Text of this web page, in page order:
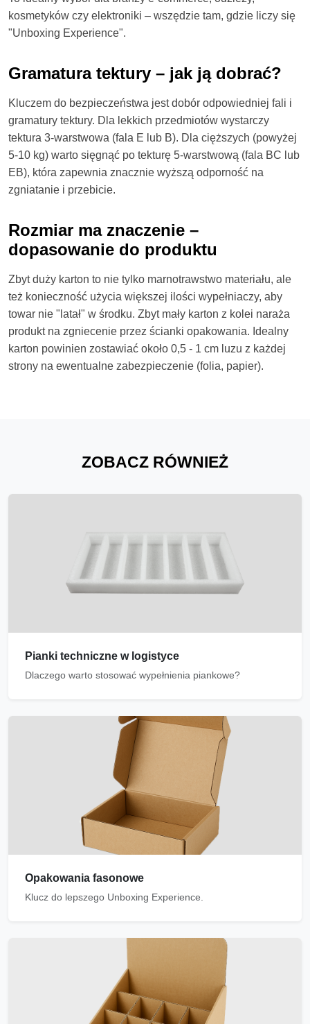
kosmetyków czy elektroniki – wszędzie tam, gdzie liczy się
"Unboxing Experience".
Gramatura tektury – jak ją dobrać?
Kluczem do bezpieczeństwa jest dobór odpowiedniej fali i
gramatury tektury. Dla lekkich przedmiotów wystarczy
tektura 3-warstwowa (fala E lub B). Dla cięższych (powyżej
5-10 kg) warto sięgnąć po tekturę 5-warstwową (fala BC lub
EB), która zapewnia znacznie wyższą odporność na
zgniatanie i przebicie.
Rozmiar ma znaczenie –
dopasowanie do produktu
Zbyt duży karton to nie tylko marnotrawstwo materiału, ale
też konieczność użycia większej ilości wypełniaczy, aby
towar nie "latał" w środku. Zbyt mały karton z kolei naraża
produkt na zgniecenie przez ścianki opakowania. Idealny
karton powinien zostawiać około 0,5 - 1 cm luzu z każdej
strony na ewentualne zabezpieczenie (folia, papier).
ZOBACZ RÓWNIEŻ
Pianki techniczne w logistyce
Dlaczego warto stosować wypełnienia piankowe?
Opakowania fasonowe
Klucz do lepszego Unboxing Experience.